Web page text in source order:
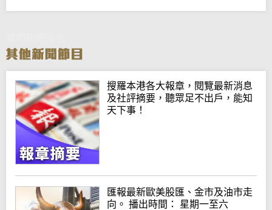
搜羅本港各大報章，閱覽最新消息
及社評摘要，聽眾足不出戶，能知
天下事！
匯報最新歐美股匯、金市及油市走
向。 播出時間： 星期一至六